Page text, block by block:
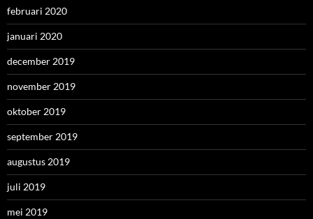
februari 2020
januari 2020
december 2019
november 2019
oktober 2019
september 2019
augustus 2019
juli 2019
mei 2019